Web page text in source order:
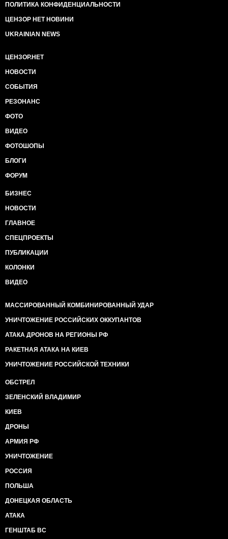
ПОЛИТИКА КОНФИДЕНЦИАЛЬНОСТИ
ЦЕНЗОР НЕТ НОВИНИ
UKRAINIAN NEWS
ЦЕНЗОР.НЕТ
НОВОСТИ
СОБЫТИЯ
РЕЗОНАНС
ФОТО
ВИДЕО
ФОТОШОПЫ
БЛОГИ
ФОРУМ
БИЗНЕС
НОВОСТИ
ГЛАВНОЕ
СПЕЦПРОЕКТЫ
ПУБЛИКАЦИИ
КОЛОНКИ
ВИДЕО
МАССИРОВАННЫЙ КОМБИНИРОВАННЫЙ УДАР
УНИЧТОЖЕНИЕ РОССИЙСКИХ ОККУПАНТОВ
АТАКА ДРОНОВ НА РЕГИОНЫ РФ
РАКЕТНАЯ АТАКА НА КИЕВ
УНИЧТОЖЕНИЕ РОССИЙСКОЙ ТЕХНИКИ
ОБСТРЕЛ
ЗЕЛЕНСКИЙ ВЛАДИМИР
КИЕВ
ДРОНЫ
АРМИЯ РФ
УНИЧТОЖЕНИЕ
РОССИЯ
ПОЛЬША
ДОНЕЦКАЯ ОБЛАСТЬ
АТАКА
ГЕНШТАБ ВС